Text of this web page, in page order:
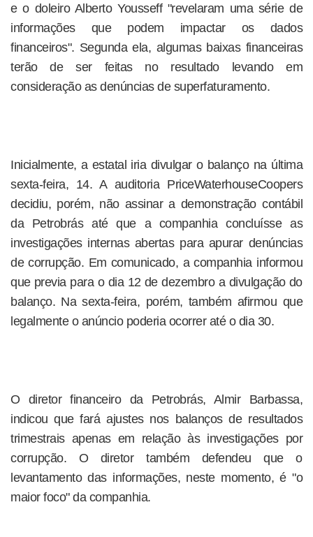
e o doleiro Alberto Yousseff "revelaram uma série de
informações que podem impactar os dados
financeiros". Segunda ela, algumas baixas financeiras
terão de ser feitas no resultado levando em
consideração as denúncias de superfaturamento.
Inicialmente, a estatal iria divulgar o balanço na última
sexta-feira, 14. A auditoria PriceWaterhouseCoopers
decidiu, porém, não assinar a demonstração contábil
da Petrobrás até que a companhia concluísse as
investigações internas abertas para apurar denúncias
de corrupção. Em comunicado, a companhia informou
que previa para o dia 12 de dezembro a divulgação do
balanço. Na sexta-feira, porém, também afirmou que
legalmente o anúncio poderia ocorrer até o dia 30.
O diretor financeiro da Petrobrás, Almir Barbassa,
indicou que fará ajustes nos balanços de resultados
trimestrais apenas em relação às investigações por
corrupção. O diretor também defendeu que o
levantamento das informações, neste momento, é "o
maior foco" da companhia.